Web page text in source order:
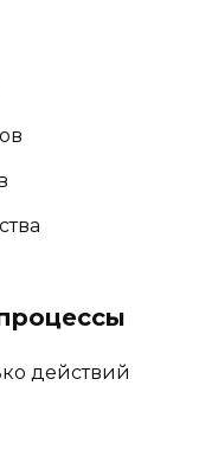
действий